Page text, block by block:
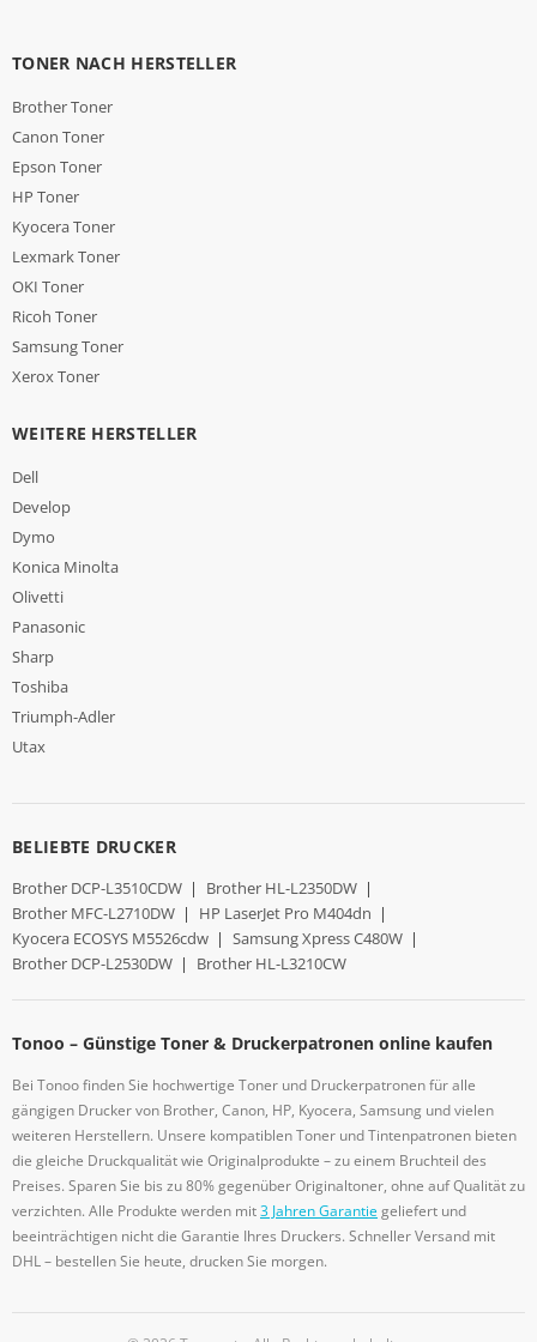
TONER NACH HERSTELLER
Brother Toner
Canon Toner
Epson Toner
HP Toner
Kyocera Toner
Lexmark Toner
OKI Toner
Ricoh Toner
Samsung Toner
Xerox Toner
WEITERE HERSTELLER
Dell
Develop
Dymo
Konica Minolta
Olivetti
Panasonic
Sharp
Toshiba
Triumph-Adler
Utax
BELIEBTE DRUCKER
Brother DCP-L3510CDW | Brother HL-L2350DW |
Brother MFC-L2710DW | HP LaserJet Pro M404dn |
Kyocera ECOSYS M5526cdw | Samsung Xpress C480W |
Brother DCP-L2530DW | Brother HL-L3210CW
Tonoo – Günstige Toner & Druckerpatronen online kaufen
Bei Tonoo finden Sie hochwertige Toner und Druckerpatronen für alle
gängigen Drucker von Brother, Canon, HP, Kyocera, Samsung und vielen
weiteren Herstellern. Unsere kompatiblen Toner und Tintenpatronen bieten
die gleiche Druckqualität wie Originalprodukte – zu einem Bruchteil des
Preises. Sparen Sie bis zu 80% gegenüber Originaltoner, ohne auf Qualität zu
verzichten. Alle Produkte werden mit3 Jahren Garantiegeliefert und
beeinträchtigen nicht die Garantie Ihres Druckers. Schneller Versand mit
DHL – bestellen Sie heute, drucken Sie morgen.